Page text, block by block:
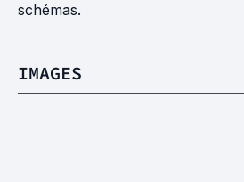
schémas.
IMAGES